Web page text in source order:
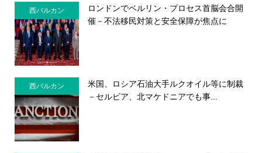
西バルカン
ロンドンでベルリン・プロセス首脳会合開
催－不法移民対策と安全保障が焦点に
西バルカン
米国、ロシア石油大手ルクオイル等に制裁
－セルビア、北マケドニアでも事...